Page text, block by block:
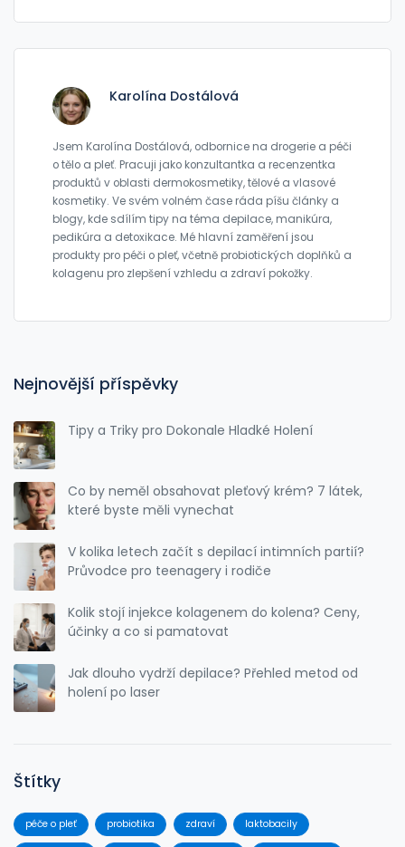
Karolína Dostálová
Jsem Karolína Dostálová, odbornice na drogerie a péči
o tělo a pleť. Pracuji jako konzultantka a recenzentka
produktů v oblasti dermokosmetiky, tělové a vlasové
kosmetiky. Ve svém volném čase ráda píšu články a
blogy, kde sdílím tipy na téma depilace, manikúra,
pedikúra a detoxikace. Mé hlavní zaměření jsou
produkty pro péči o pleť, včetně probiotických doplňků a
kolagenu pro zlepšení vzhledu a zdraví pokožky.
Nejnovější příspěvky
Tipy a Triky pro Dokonale Hladké Holení
Co by neměl obsahovat pleťový krém? 7 látek,
které byste měli vynechat
V kolika letech začít s depilací intimních partií?
Průvodce pro teenagery i rodiče
Kolik stojí injekce kolagenem do kolena? Ceny,
účinky a co si pamatovat
Jak dlouho vydrží depilace? Přehled metod od
holení po laser
Štítky
péče o pleť probiotika zdraví laktobacily